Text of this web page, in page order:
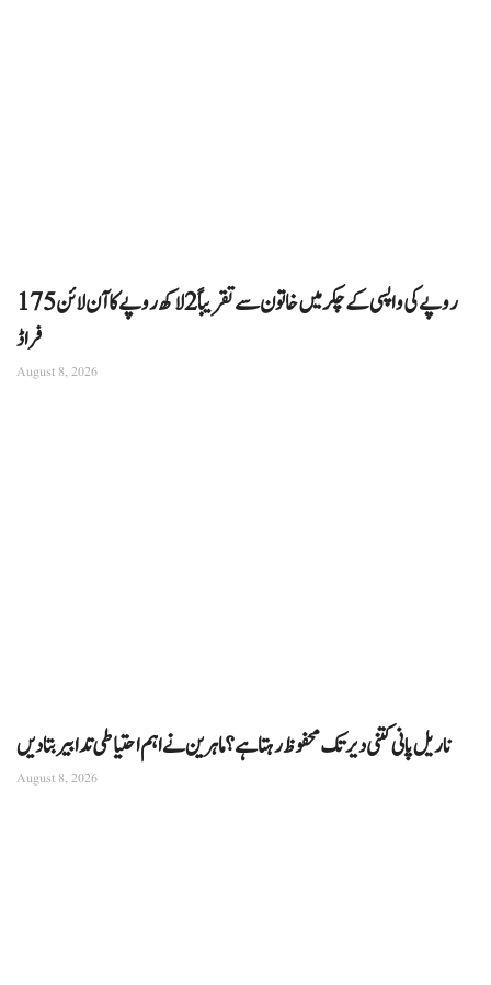
175 روپے کی واپسی کے چکر میں خاتون سے تقریباً 2 لاکھ روپے کا آن لائن
فراڈ
August 8, 2026
ناریل پانی کتنی دیر تک محفوظ رہتا ہے؟ ماہرین نے اہم احتیاطی تدابیر بتا دیں
August 8, 2026